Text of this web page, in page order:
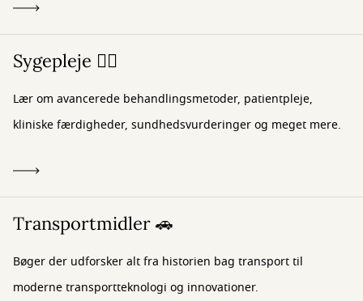
Sygepleje 👩‍⚕️
Lær om avancerede behandlingsmetoder, patientpleje,
kliniske færdigheder, sundhedsvurderinger og meget mere.
Transportmidler 🚗
Bøger der udforsker alt fra historien bag transport til
moderne transportteknologi og innovationer.